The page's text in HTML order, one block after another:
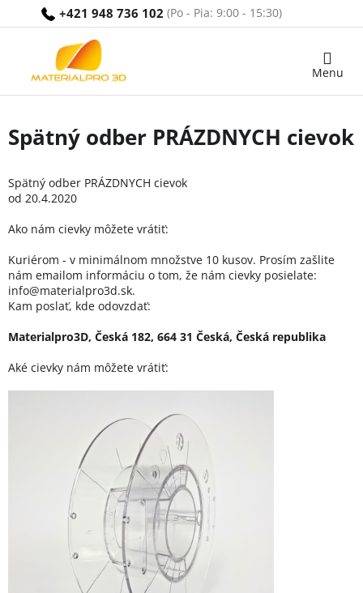
+421 948 736 102
Nákupný
Spätný odber PRÁZDNYCH cievok
Spätný odber PRÁZDNYCH cievok
od 20.4.2020
Ako nám cievky môžete vrátiť:
Kuriérom - v minimálnom množstve 10 kusov. Prosím zašlite
nám emailom informáciu o tom, že nám cievky posielate:
info@materialpro3d.sk.
Kam poslať, kde odovzdať:
Materialpro3D, Česká 182, 664 31 Česká, Česká republika
Aké cievky nám môžete vrátiť: